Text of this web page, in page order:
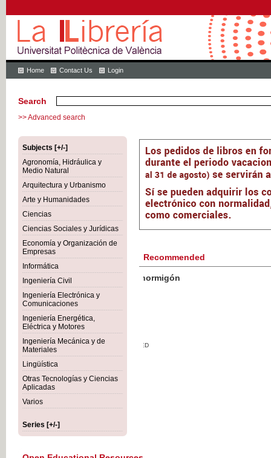
Home Contact Us Login
Search
>> Advanced search
Subjects [+/-]
Agronomía, Hidráulica y
Medio Natural
Arquitectura y Urbanismo
Arte y Humanidades
Ciencias
Ciencias Sociales y Jurídicas
Economía y Organización de
Empresas
Informática
Ingeniería Civil
Ingeniería Electrónica y
Comunicaciones
Ingeniería Energética,
Eléctrica y Motores
Ingeniería Mecánica y de
Materiales
Lingüística
Otras Tecnologías y Ciencias
Aplicadas
Varios
Series [+/-]
Recommended
Botánica Agroalimentaria